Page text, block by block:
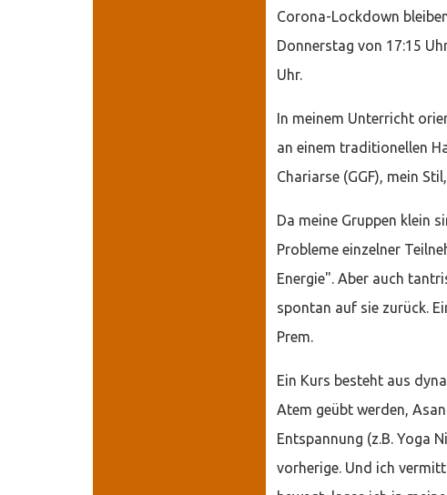
Corona-Lockdown
Donnerstag von 17:15
Uhr.
In meinem Unterricht
an einem traditionellen
Chariarse (GGF), mein
Da meine Gruppen klein
Probleme einzelner
Energie". Aber auch
spontan auf sie zurück.
Prem.
Ein Kurs besteht aus
Atem geübt werden,
Entspannung (z.B. Yoga
vorherige. Und ich